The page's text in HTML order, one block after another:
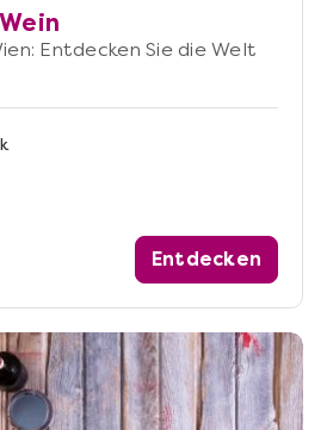
Entdecken Sie die Welt
Entdecken